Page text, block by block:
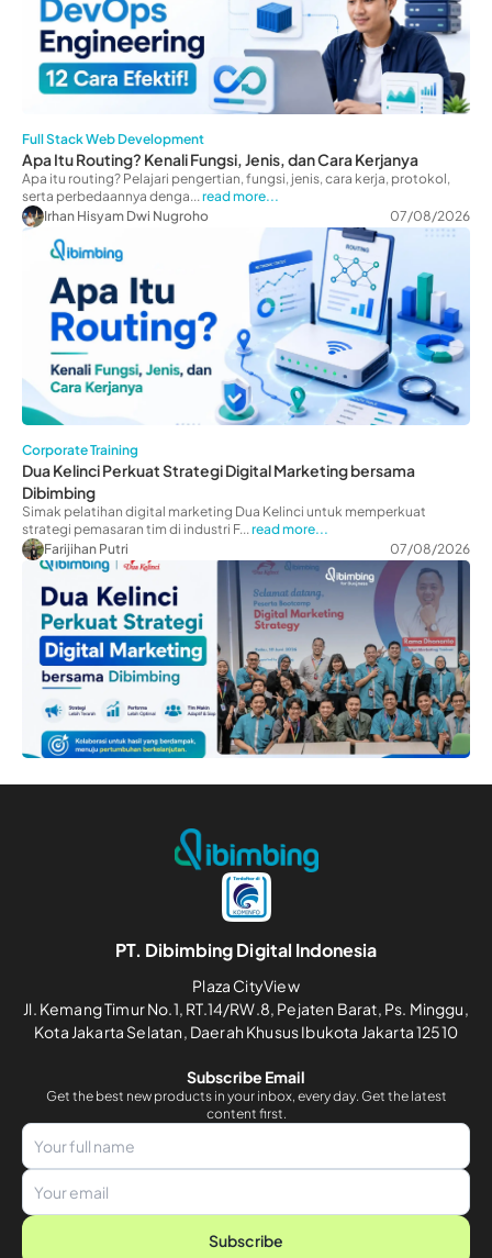
Full Stack Web Development
Apa Itu Routing? Kenali Fungsi, Jenis, dan Cara Kerjanya
Apa itu routing? Pelajari pengertian, fungsi, jenis, cara kerja, protokol,
serta perbedaannya denga... read more...
Irhan Hisyam Dwi Nugroho
07/08/2026
Corporate Training
Dua Kelinci Perkuat Strategi Digital Marketing bersama
Dibimbing
Simak pelatihan digital marketing Dua Kelinci untuk memperkuat
strategi pemasaran tim di industri F... read more...
Farijihan Putri
07/08/2026
PT. Dibimbing Digital Indonesia
Plaza CityView
Jl. Kemang Timur No.1, RT.14/RW.8, Pejaten Barat, Ps. Minggu,
Kota Jakarta Selatan, Daerah Khusus Ibukota Jakarta 12510
Subscribe Email
Get the best new products in your inbox, every day. Get the latest
content first.
Subscribe